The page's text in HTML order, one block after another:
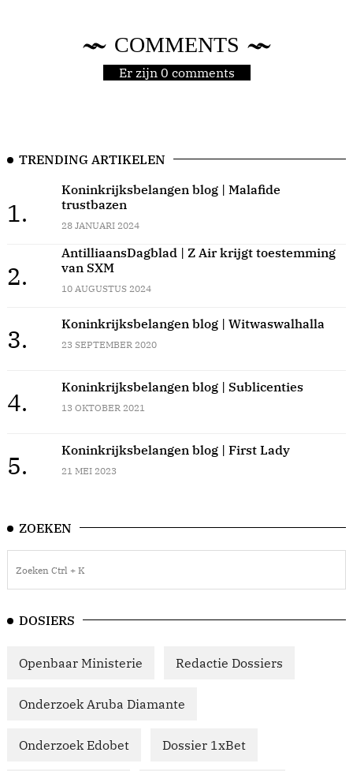
COMMENTS
Er zijn 0 comments
TRENDING ARTIKELEN
1.
Koninkrijksbelangen blog | Malafide
trustbazen
28 JANUARI 2024
2.
AntilliaansDagblad | Z Air krijgt toestemming
van SXM
10 AUGUSTUS 2024
3.
Koninkrijksbelangen blog | Witwaswalhalla
23 SEPTEMBER 2020
4.
Koninkrijksbelangen blog | Sublicenties
13 OKTOBER 2021
5.
Koninkrijksbelangen blog | First Lady
21 MEI 2023
ZOEKEN
DOSIERS
Openbaar Ministerie Redactie Dossiers
Onderzoek Aruba Diamante
Onderzoek Edobet Dossier 1xBet